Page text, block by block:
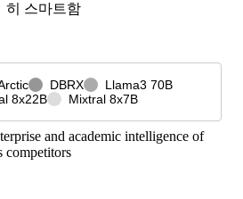
히 스마트함
DBRX
Llama3 70B
8x22B
Mixtral 8x7B